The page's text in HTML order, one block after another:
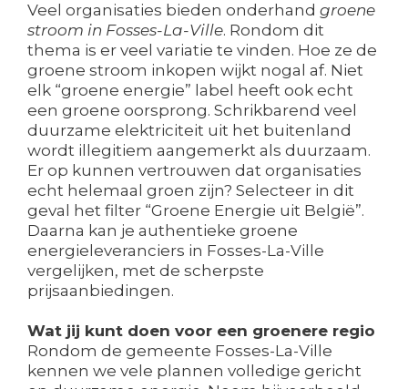
Veel organisaties bieden onderhand groene
stroom in Fosses-La-Ville. Rondom dit
thema is er veel variatie te vinden. Hoe ze de
groene stroom inkopen wijkt nogal af. Niet
elk “groene energie” label heeft ook echt
een groene oorsprong. Schrikbarend veel
duurzame elektriciteit uit het buitenland
wordt illegitiem aangemerkt als duurzaam.
Er op kunnen vertrouwen dat organisaties
echt helemaal groen zijn? Selecteer in dit
geval het filter “Groene Energie uit België”.
Daarna kan je authentieke groene
energieleveranciers in Fosses-La-Ville
vergelijken, met de scherpste
prijsaanbiedingen.
Wat jij kunt doen voor een groenere regio
Rondom de gemeente Fosses-La-Ville
kennen we vele plannen volledige gericht